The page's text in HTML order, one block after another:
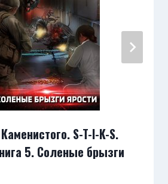
S-T-I-K-S.
5. Соленые брызги